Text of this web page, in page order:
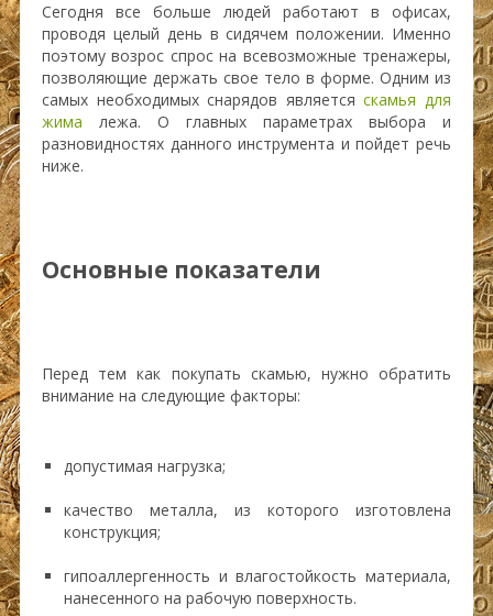
Сегодня все больше людей работают в офисах,
проводя целый день в сидячем положении. Именно
поэтому возрос спрос на всевозможные тренажеры,
позволяющие держать свое тело в форме. Одним из
самых необходимых снарядов являетсяскамья для
жима лежа. О главных параметрах выбора и
разновидностях данного инструмента и пойдет речь
ниже.
Основные показатели
Перед тем как покупать скамью, нужно обратить
внимание на следующие факторы:
допустимая нагрузка;
качество металла, из которого изготовлена
конструкция;
гипоаллергенность и влагостойкость материала,
нанесенного на рабочую поверхность.